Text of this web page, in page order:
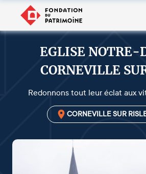
EGLISE NOTRE-
CORNEVILLE
Redonnons tout leur éclat aux
CORNEVILLE SUR